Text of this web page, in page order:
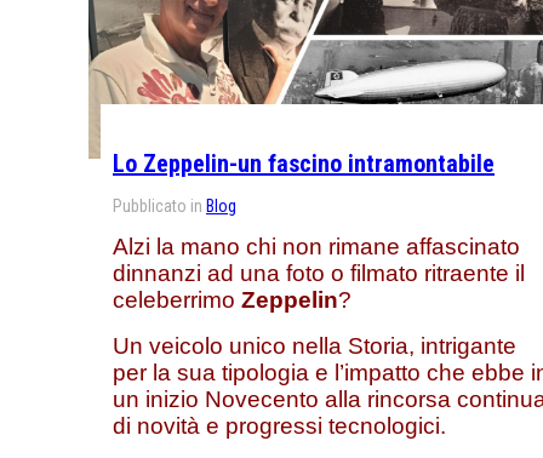
Lo Zeppelin-un fascino intramontabile
Pubblicato in Blog
Alzi la mano chi non rimane affascinato
dinnanzi ad una foto o filmato ritraente il
celeberrimo Zeppelin?
Un veicolo unico nella Storia, intrigante
per la sua tipologia e l’impatto che ebbe
un inizio Novecento alla rincorsa
di novità e progressi tecnologici.